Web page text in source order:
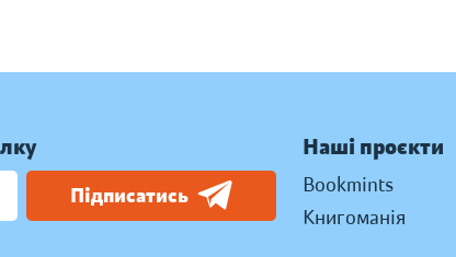
Підписатись
Наші проєкти
Bookmints
Книгоманія